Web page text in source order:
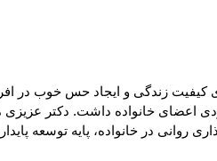
زندگی و ایجاد حس خوب در
اعضای خانواده داشت. دکتر
روانی در خانواده، پایه توسعه